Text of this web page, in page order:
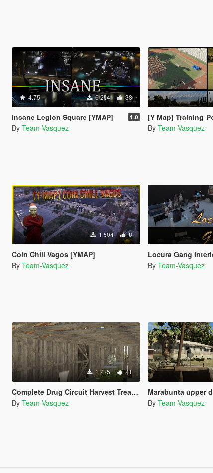
4.75 6 254 38
Insane Legion Square [YMAP] 1.0
By Team-Vasquez
[Y-Map] Training-
By Team-Vasquez
1 504 8
Coin Chill Vagos [YMAP]
By Team-Vasquez
Locura Gang
By Team-Vasquez
1 275 21
Complete Drug Circuit Harvest Treatment Weed Coke and Meth [YMAP]
By Team-Vasquez
Marabunta upper
By Team-Vasquez